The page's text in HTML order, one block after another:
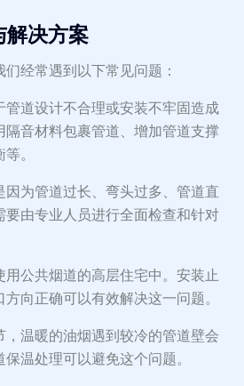
解决方案
经常遇到以下常见问题：
管道设计不合理或安装不牢固造成
隔音材料包裹管道、增加管道支撑
。
为管道过长、弯头过多、管道直
由专业人员进行全面检查和针对
公共烟道的高层住宅中。安装止
向正确可以有效解决这一问题。
温暖的油烟遇到较冷的管道壁会
温处理可以避免这个问题。